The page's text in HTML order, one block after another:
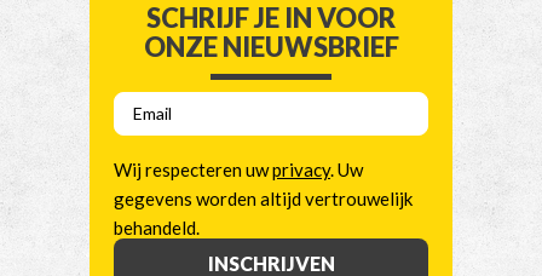
SCHRIJF JE IN VOOR
ONZE NIEUWSBRIEF
E
m
a
i
l
*
Wij respecteren uwprivacy. Uw
gegevens worden altijd vertrouwelijk
behandeld.
INSCHRIJVEN